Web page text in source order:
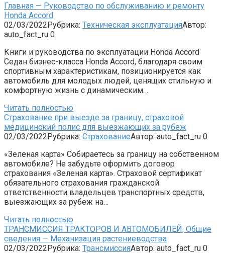
Главная — Руководство по обслуживанию и ремонту
Honda Accord
02/03/2022Рубрика: Техническая эксплуатацияАвтор:
auto_fact_ru 0
Книги и руководства по эксплуатации Honda Accord
Седан бизнес-класса Honda Accord, благодаря своим
спортивным характеристикам, позиционируется как
автомобиль для молодых людей, ценящих стильную и
комфортную жизнь с динамическим…
Читать полностью
Страхование при выезде за границу, страховой
медицинский полис для выезжающих за рубеж
02/03/2022Рубрика: СтрахованиеАвтор: auto_fact_ru 0
«Зеленая карта» Собираетесь за границу на собственном
автомобиле? Не забудьте оформить договор
страхования «Зеленая карта». Страховой сертификат
обязательного страхования гражданской
ответственности владельцев транспортных средств,
выезжающих за рубеж на…
Читать полностью
ТРАНСМИССИЯ ТРАКТОРОВ И АВТОМОБИЛЕЙ, Общие
сведения — Механизация растениеводства
02/03/2022Рубрика: ТрансмиссияАвтор: auto_fact_ru 0